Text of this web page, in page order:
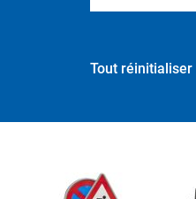
Tout réinitialiser